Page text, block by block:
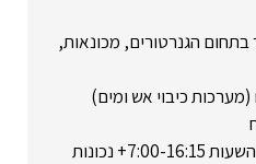
הגנרטורים, מכונאות,
כיבוי אש ומים)
ימי ושעות עבודה: א'-ה' בין השעות 7:00-16:15+ נכונות